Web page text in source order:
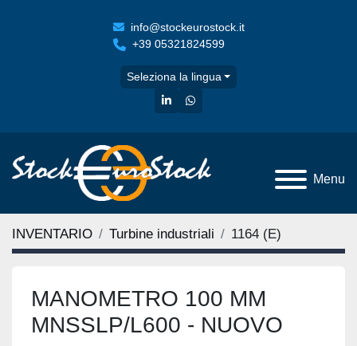
info@stockeurostock.it
+39 05321824599
Seleziona la lingua
linkedinwhatsapp
Menu
INVENTARIO Turbine industriali 1164 (E)
MANOMETRO 100 MM
MNSSLP/L600 - NUOVO